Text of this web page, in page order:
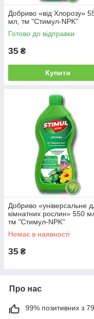
Добриво «від Хлорозу»
мл, тм "Стимул-NPK"
Готово до відправки
35 ₴
Купити
Добриво «універсальне
кімнатних рослин» 550
тм "Стимул-NPK"
Немає в наявності
35 ₴
Про нас
99% позитивних з